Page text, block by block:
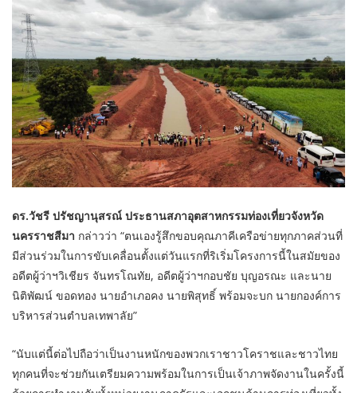
ดร.วัชรี ปรัชญานุสรณ์ ประธานสภาอุตสาหกรรมท่องเที่ยวจังหวัด
นครราชสีมา กล่าวว่า “ตนเองรู้สึกขอบคุณภาคีเครือข่ายทุกภาคส่วนที่
มีส่วนร่วมในการขับเคลื่อนตั้งแต่วันแรกที่ริเริ่มโครงการนี้ในสมัยของ
อดีตผู้ว่าฯวิเชียร จันทรโณทัย, อดีตผู้ว่าฯกอบชัย บุญอรณะ และนาย
นิติพัฒน์ ขอดทอง นายอำเภอคง นายพิสุทธิ์ พร้อมจะบก นายกองค์การ
บริหารส่วนตำบลเทพาลัย”
“นับแต่นี้ต่อไปถือว่าเป็นงานหนักของพวกเราชาวโคราชและชาวไทย
ทุกคนที่จะช่วยกันเตรียมความพร้อมในการเป็นเจ้าภาพจัดงานในครั้งนี้